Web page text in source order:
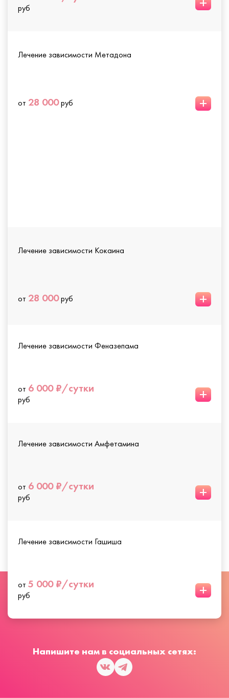
руб
Лечение зависимости Метадона
от 28 000руб +
Лечение зависимости Кокаина
от 28 000руб +
Лечение зависимости Феназепама
от 6 000 ₽/сутки
руб +
Лечение зависимости Амфетамина
от 6 000 ₽/сутки
руб +
Лечение зависимости Гашиша
от 5 000 ₽/сутки
руб +
Напишите нам в социальных сетях: